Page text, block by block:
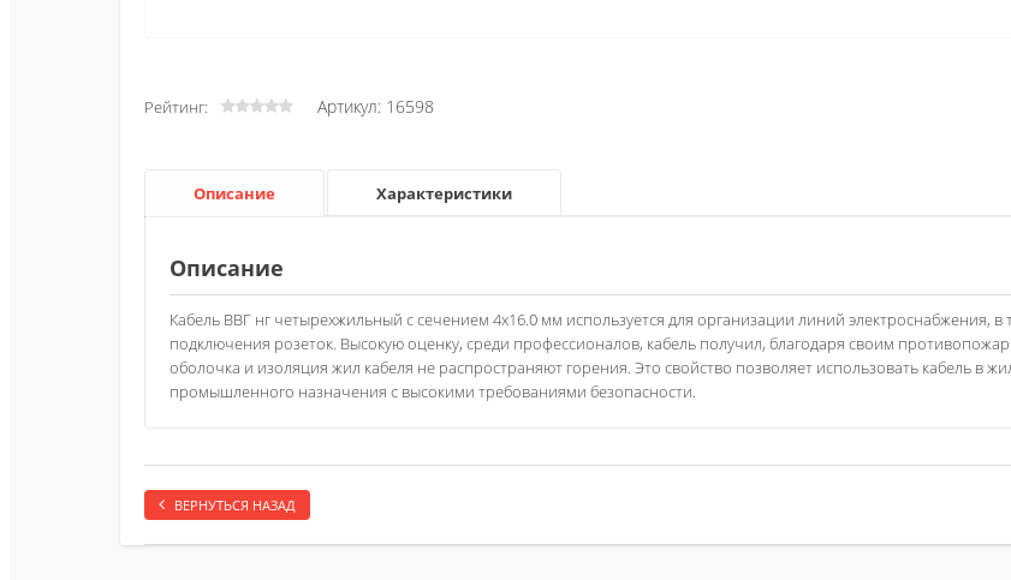
Рейтинг: Артикул: 16598
Описание Характеристики
Описание
Кабель ВВГ нг четырехжильный с сечением 4х16.0 мм используется для организации линий электроснабжения, в
подключения розеток. Высокую оценку, среди профессионалов, кабель получил, благодаря своим
оболочка и изоляция жил кабеля не распространяют горения. Это свойство позволяет использовать кабель в
промышленного назначения с высокими требованиями безопасности.
ВЕРНУТЬСЯ НАЗАД